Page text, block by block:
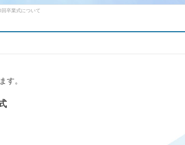
回卒業式について
す。